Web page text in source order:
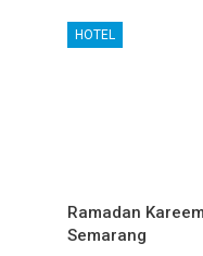
HOTEL
Ramadan
Semarang